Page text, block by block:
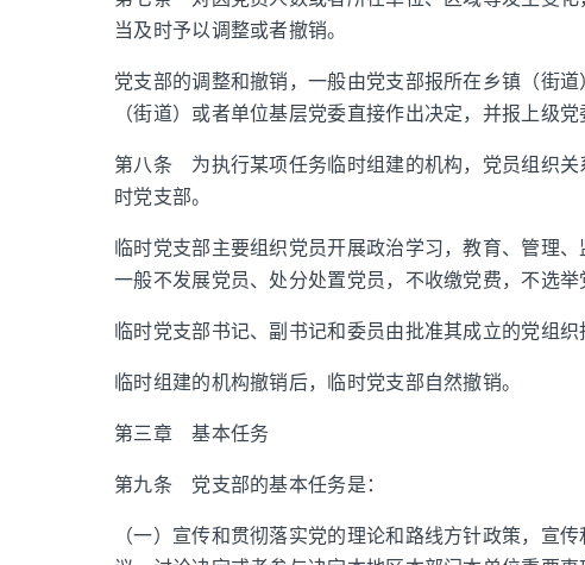
当及时予以调整或者撤销。
党支部的调整和撤销，一般由党支部报所在乡镇（街
（街道）或者单位基层党委直接作出决定，并报上级党
第八条 为执行某项任务临时组建的机构，党员组织
时党支部。
临时党支部主要组织党员开展政治学习，教育、管理
一般不发展党员、处分处置党员，不收缴党费，不选举
临时党支部书记、副书记和委员由批准其成立的党组织
临时组建的机构撤销后，临时党支部自然撤销。
第三章 基本任务
第九条 党支部的基本任务是：
（一）宣传和贯彻落实党的理论和路线方针政策，宣